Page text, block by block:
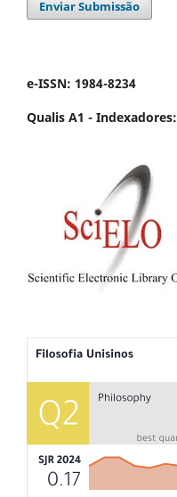
Enviar Submissão
e-ISSN: 1984-8234
Qualis A1 - Indexadores: